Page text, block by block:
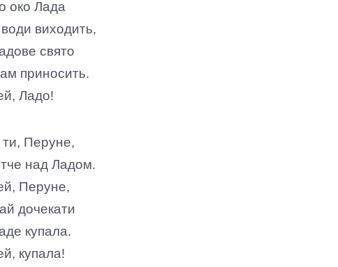
око Лада
виходить,
свято
приносить.
Ладо!
Перуне,
над Ладом.
Перуне,
дочекати
купала.
купала!